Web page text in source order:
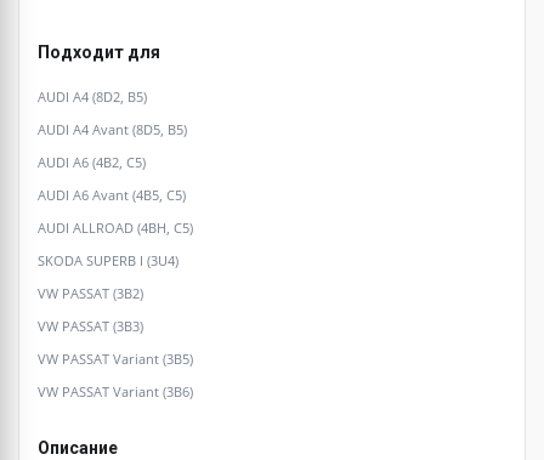
Подходит для
AUDI A4 (8D2, B5)
AUDI A4 Avant (8D5, B5)
AUDI A6 (4B2, C5)
AUDI A6 Avant (4B5, C5)
AUDI ALLROAD (4BH, C5)
SKODA SUPERB I (3U4)
VW PASSAT (3B2)
VW PASSAT (3B3)
VW PASSAT Variant (3B5)
VW PASSAT Variant (3B6)
Описание